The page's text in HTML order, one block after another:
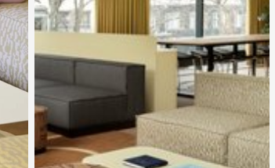
Katso kuva 4 / 6